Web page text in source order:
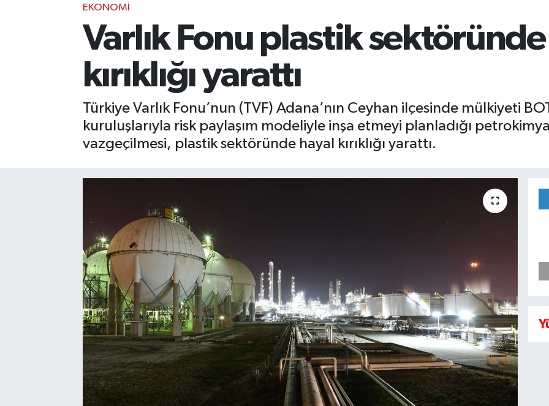
EKONOMI
Varlık Fonu plastik sektöründe
kırıklığı yarattı
Türkiye Varlık Fonu’nun (TVF) Adana’nın Ceyhan ilçesinde mülkiyeti
kuruluşlarıyla risk paylaşım modeliyle inşa etmeyi planladığı
vazgeçilmesi, plastik sektöründe hayal kırıklığı yarattı.